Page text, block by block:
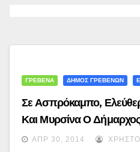
ΓΡΕΒΕΝΑ ΔΗΜΟΣ ΓΡΕΒΕΝΩΝ
Σε Ασπρόκαμπο,
Και Μυρσίνα Ο
Κουπτσίδης Την Τρίτη
ΑΠΡ 30, 2014